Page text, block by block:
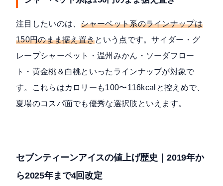
注目したいのは、シャーベット系のラインナップは
150円のまま据え置きという点です。サイダー・グ
レープシャーベット・温州みかん・ソーダフロー
ト・黄金桃＆白桃といったラインナップが対象で
す。これらはカロリーも100〜116kcalと控えめで、
夏場のコスパ面でも優秀な選択肢といえます。
セブンティーンアイスの値上げ歴史｜2019年か
ら2025年まで4回改定